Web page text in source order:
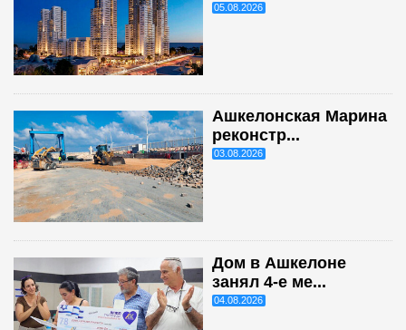
05.08.2026
Ашкелонская Марина
реконстр...
03.08.2026
Дом в Ашкелоне
занял 4-е ме...
04.08.2026